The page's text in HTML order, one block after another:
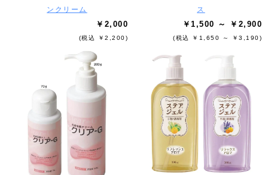
ンクリーム
￥2,000
(税込 ￥2,200)
ス
￥1,500 ～ ￥2,900
(税込 ￥1,650 ～ ￥3,190)